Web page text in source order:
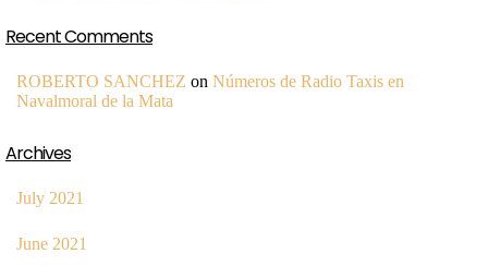
Recent Comments
ROBERTO SANCHEZ on Números de Radio Taxis en
Navalmoral de la Mata
Archives
July 2021
June 2021